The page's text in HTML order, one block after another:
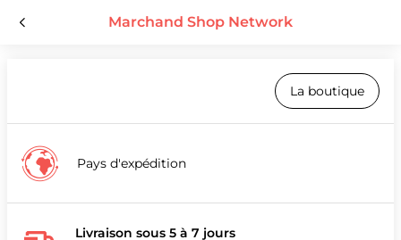
Marchand Shop Network
La boutique
Pays d'expédition
Livraison sous 5 à 7 jours